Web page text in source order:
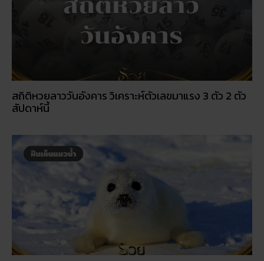
สถิติหวยลาววันอังคาร วิเคราะห์ตัวเลขมาแรง 3 ตัว 2 ตัว
สัปดาห์นี้